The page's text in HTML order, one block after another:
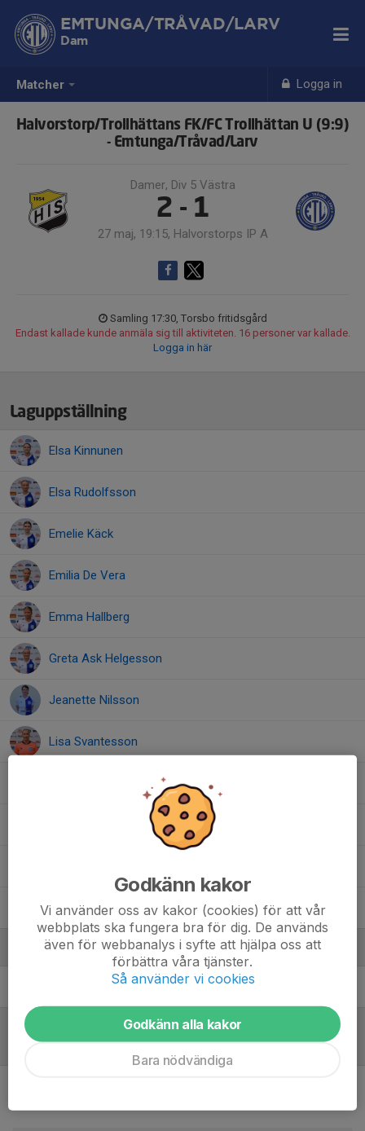
Matcher Logga in
EMTUNGA/TRÅVAD/LARV
Dam
Halvorstorp/Trollhättans FK/FC Trollhättan U (9:9)
- Emtunga/Tråvad/Larv
Damer, Div 5 Västra
2 - 1
27 maj, 19:15, Halvorstorps IP A
Samling 17:30, Torsbo fritidsgård
Endast kallade kunde anmäla sig till aktiviteten. 16 personer var kallade.
Logga in här
Laguppställning
Elsa Kinnunen
Elsa Rudolfsson
Emelie Käck
Emilia De Vera
Emma Hallberg
Greta Ask Helgesson
Jeanette Nilsson
Lisa Svantesson
Signe Sahlin
Ledare
Christian KarlssonTränare
Godkänn kakor
Vi använder oss av kakor (cookies) för att vår
webbplats ska fungera bra för dig. De används
även för webbanalys i syfte att hjälpa oss att
förbättra våra tjänster.
Så använder vi cookies
Godkänn alla kakor
Bara nödvändiga